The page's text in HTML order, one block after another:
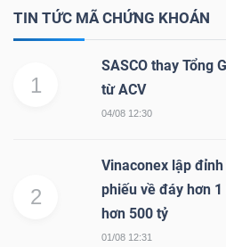
TIN TỨC MÃ CHỨNG KHOÁN
1
SASCO thay Tổng
từ ACV
04/08 12:30
2
Vinaconex lập
phiếu về đáy hơn
hơn 500 tỷ
01/08 12:31
Sách